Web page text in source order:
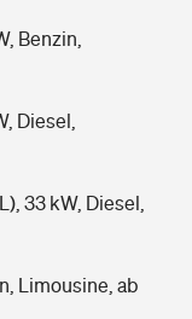
Benzin,
Diesel,
33 kW, Diesel,
Limousine, ab